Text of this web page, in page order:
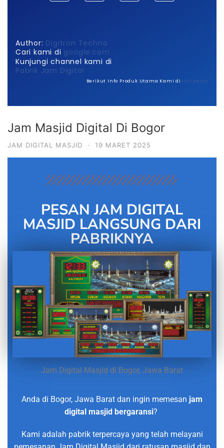
Author: Digitron Techno
Cari kami di google.com
Kunjungi channel kami di
Pabrik Jam Digital
Berikut Info Produk Utama Kami di wikipedia
Jam Masjid Digital Di Bogor
JAM DIGITAL MASJID · 19 MARET 2025
PESAN JAM DIGITAL
MASJID LANGSUNG DARI
PABRIKNYA
Jam Digital Masjid di Bogor, Jawa Barat
Anda di Bogor, Jawa Barat dan ingin memesan jam
digital masjid bergaransi?
Kami adalah pabrik terpercaya yang telah melayani